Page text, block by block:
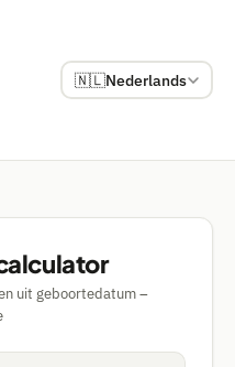
🇳🇱Nederlands
uit geboortedatum –